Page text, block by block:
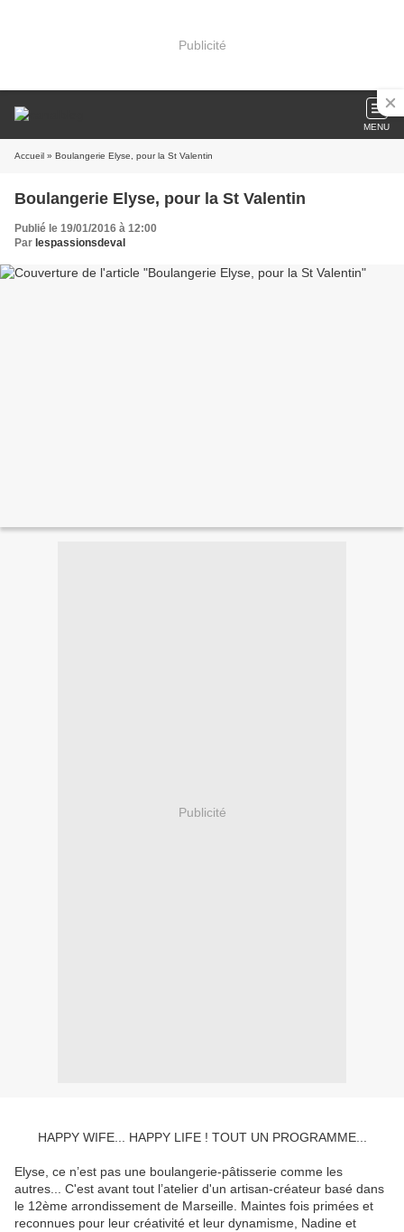
Publicité
MENU
Accueil » Boulangerie Elyse, pour la St Valentin
Boulangerie Elyse, pour la St Valentin
Publié le 19/01/2016 à 12:00
Par lespassionsdeval
Publicité
HAPPY WIFE... HAPPY LIFE ! TOUT UN PROGRAMME...
Elyse, ce n’est pas une boulangerie-pâtisserie comme les
autres... C'est avant tout l’atelier d'un artisan-créateur basé dans
le 12ème arrondissement de Marseille. Maintes fois primées et
reconnues pour leur créativité et leur dynamisme, Nadine et